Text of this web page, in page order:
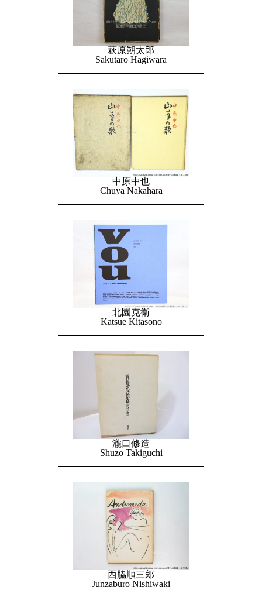
萩原朔太郎
Sakutaro Hagiwara
中原中也
Chuya Nakahara
北園克衛
Katsue Kitasono
瀧口修造
Shuzo Takiguchi
西脇順三郎
Junzaburo Nishiwaki